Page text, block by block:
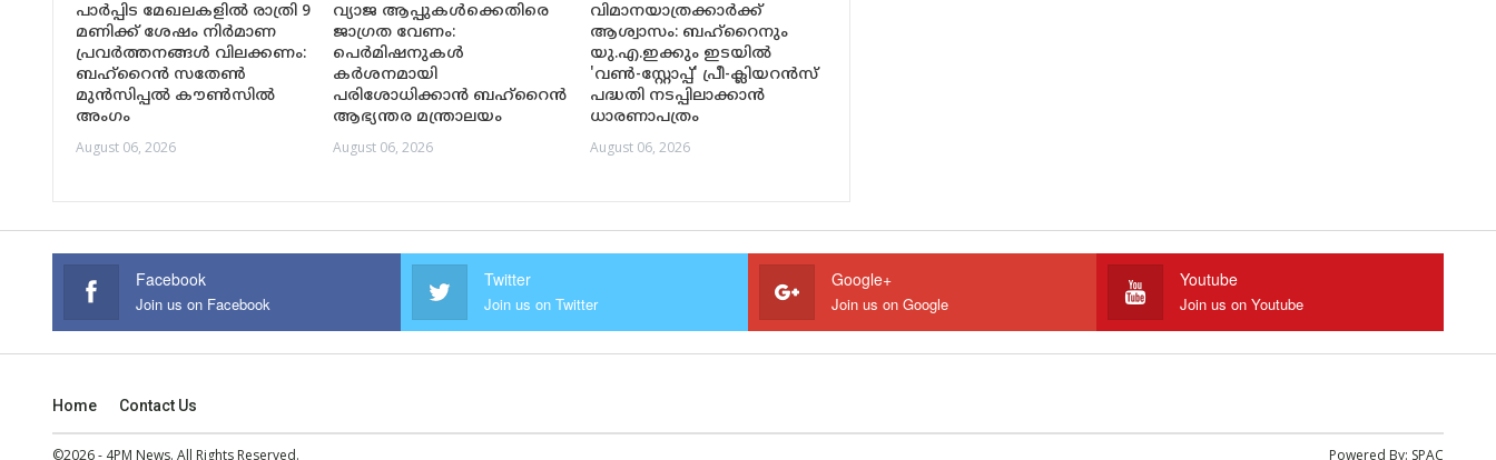
പാർപ്പിട മേഖലകളിൽ രാത്രി 9
മണിക്ക് ശേഷം നിർമാണ
പ്രവർത്തനങ്ങൾ വിലക്കണം:
ബഹ്റൈൻ സതേൺ
മുൻസിപ്പൽ കൗൺസിൽ
അംഗം
August 06, 2026
വ്യാജ ആപ്പുകൾക്കെതിരെ
ജാഗ്രത വേണം:
പെർമിഷനുകൾ
കർശനമായി
പരിശോധിക്കാൻ ബഹ്‌റൈൻ
ആഭ്യന്തര മന്ത്രാലയം
August 06, 2026
വിമാനയാത്രക്കാർക്ക്
ആശ്വാസം: ബഹ്‌റൈനും
യു.എ.ഇക്കും ഇടയിൽ
'വൺ-സ്റ്റോപ്പ്' പ്രീ-ക്ലിയറൻസ്
പദ്ധതി നടപ്പിലാക്കാൻ
ധാരണാപത്രം
August 06, 2026
Facebook
Join us on Facebook
Twitter
Join us on Twitter
Google+
Join us on Google
Youtube
Join us on Youtube
Home Contact Us
©2026 - 4PM News. All Rights Reserved. Powered By: SPAC